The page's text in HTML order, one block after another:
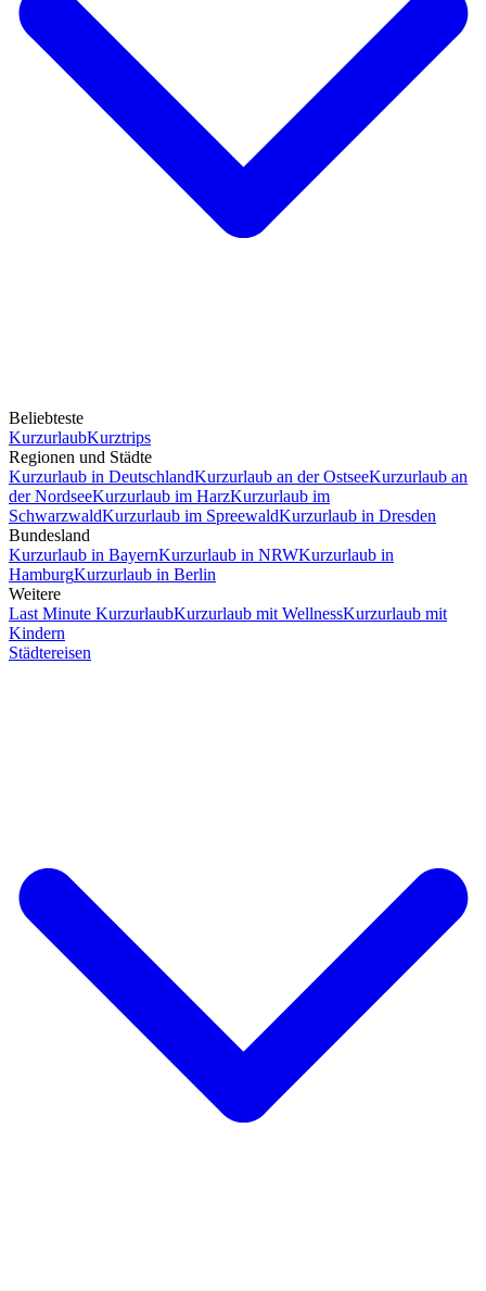
Beliebteste
KurzurlaubKurztrips
Regionen und Städte
Kurzurlaub in DeutschlandKurzurlaub an der OstseeKurzurlaub an
der NordseeKurzurlaub im HarzKurzurlaub im
SchwarzwaldKurzurlaub im SpreewaldKurzurlaub in Dresden
Bundesland
Kurzurlaub in BayernKurzurlaub in NRWKurzurlaub in
HamburgKurzurlaub in Berlin
Weitere
Last Minute KurzurlaubKurzurlaub mit WellnessKurzurlaub mit
Kindern
Städtereisen